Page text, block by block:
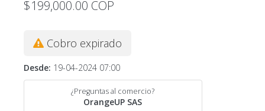
$199,000.00 COP
Cobro expirado
Desde: 19-04-2024 07:00
¿Preguntas al comercio?
OrangeUP SAS